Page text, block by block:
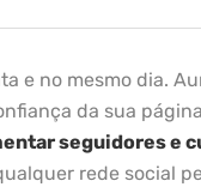
e no mesmo dia.
da sua
seguidores e
rede social